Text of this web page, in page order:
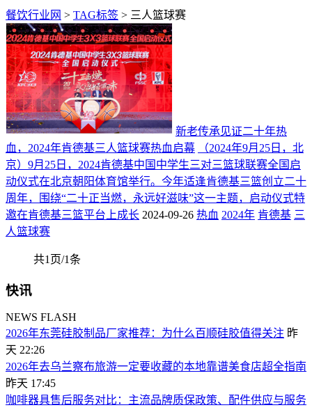
餐饮行业网 > TAG标签 > 三人篮球赛
新老传承见证二十年热
血，2024年肯德基三人篮球赛热血启幕
（2024年9月25日，北
京）9月25日，2024肯德基中国中学生三对三篮球联赛全国启
动仪式在北京朝阳体育馆举行。今年适逢肯德基三篮创立二十
周年，围绕“二十正当燃，永远好滋味”这一主题，启动仪式特
邀在肯德基三篮平台上成长 2024-09-26 热血 2024年 肯德基 三
人篮球赛
共1页/1条
快讯
NEWS FLASH
2026年东莞硅胶制品厂家推荐：为什么百顺硅胶值得关注 昨
天 22:26
2026年去乌兰察布旅游一定要收藏的本地靠谱美食店超全指南
昨天 17:45
咖啡器具售后服务对比：主流品牌质保政策、配件供应与服务